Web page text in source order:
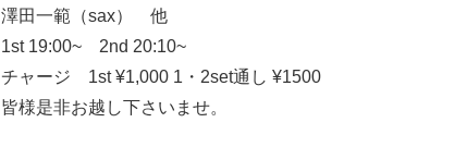
澤田一範（sax） 他
1st 19:00~ 2nd 20:10~
チャージ 1st ¥1,000 1・2set通し ¥1500
皆様是非お越し下さいませ。